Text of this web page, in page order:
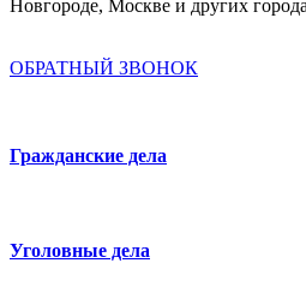
Новгороде, Москве и других
ОБРАТНЫЙ ЗВОНОК
Гражданские дела
Уголовные дела